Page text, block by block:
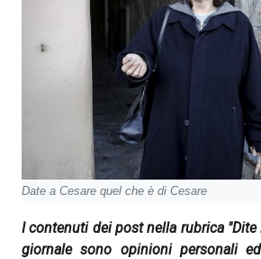
Date a Cesare quel che è di Cesare
I contenuti dei post nella rubrica
giornale sono opinioni personali